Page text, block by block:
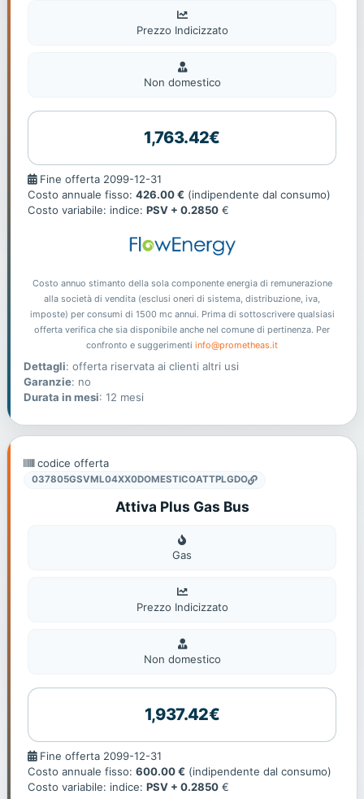
Prezzo Indicizzato
Non
domestic
Non domestico
1,763.42€
Fine
offerta
Fine offerta 2099-12-31
Costo annuale fisso: 426.00 € (indipendente dal consumo)
Costo variabile: indice: PSV + 0.2850 €
Costo annuo stimanto della sola componente energia di remunerazione
alla società di vendita (esclusi oneri di sistema, distribuzione, iva,
imposte) per consumi di 1500 mc annui. Prima di sottoscrivere qualsiasi
offerta verifica che sia disponibile anche nel comune di pertinenza. Per
confronto e suggerimenti info@prometheas.it
Dettagli: offerta riservata ai clienti altri usi
Garanzie: no
Durata in mesi: 12 mesi
codice offerta
037805GSVML04XX0DOMESTICOATTPLGDO
Attiva Plus Gas Bus
Gas
Gas
Prezzo Indicizzato
Non
domestic
Non domestico
1,937.42€
Fine
offerta
Fine offerta 2099-12-31
Costo annuale fisso: 600.00 € (indipendente dal consumo)
Costo variabile: indice: PSV + 0.2850 €